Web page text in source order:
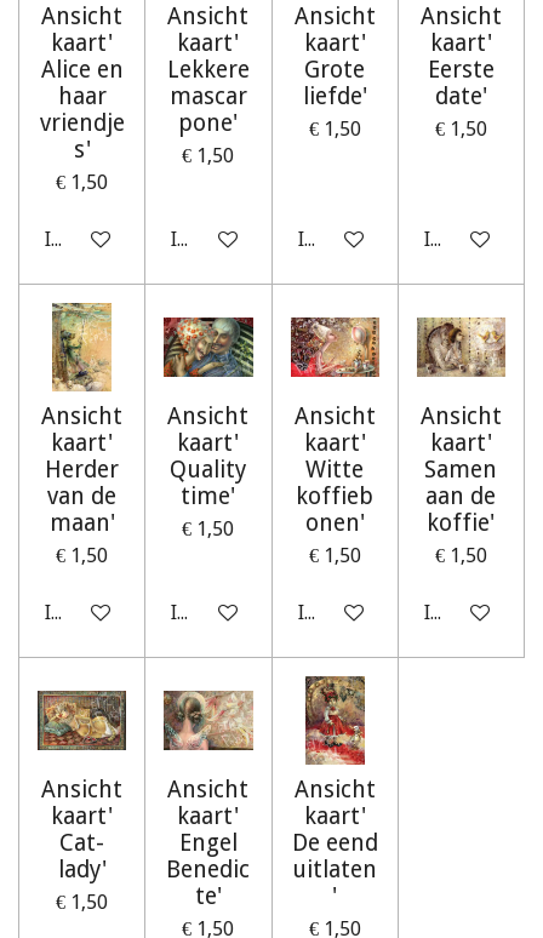
Ansicht
kaart'
Alice en
haar
vriendje
s'
€ 1,50
In winkelwagen
Ansicht
kaart'
Lekkere
mascar
pone'
€ 1,50
In winkelwagen
Ansicht
kaart'
Grote
liefde'
€ 1,50
In winkelwagen
Ansicht
kaart'
Eerste
date'
€ 1,50
In
Ansicht
kaart'
Herder
van de
maan'
€ 1,50
In winkelwagen
Ansicht
kaart'
Quality
time'
€ 1,50
In winkelwagen
Ansicht
kaart'
Witte
koffieb
onen'
€ 1,50
In winkelwagen
Ansicht
kaart'
Samen
aan de
koffie'
€ 1,50
In
Ansicht
kaart'
Cat-
lady'
€ 1,50
Ansicht
kaart'
Engel
Benedic
te'
€ 1,50
Ansicht
kaart'
De eend
uitlaten
'
€ 1,50